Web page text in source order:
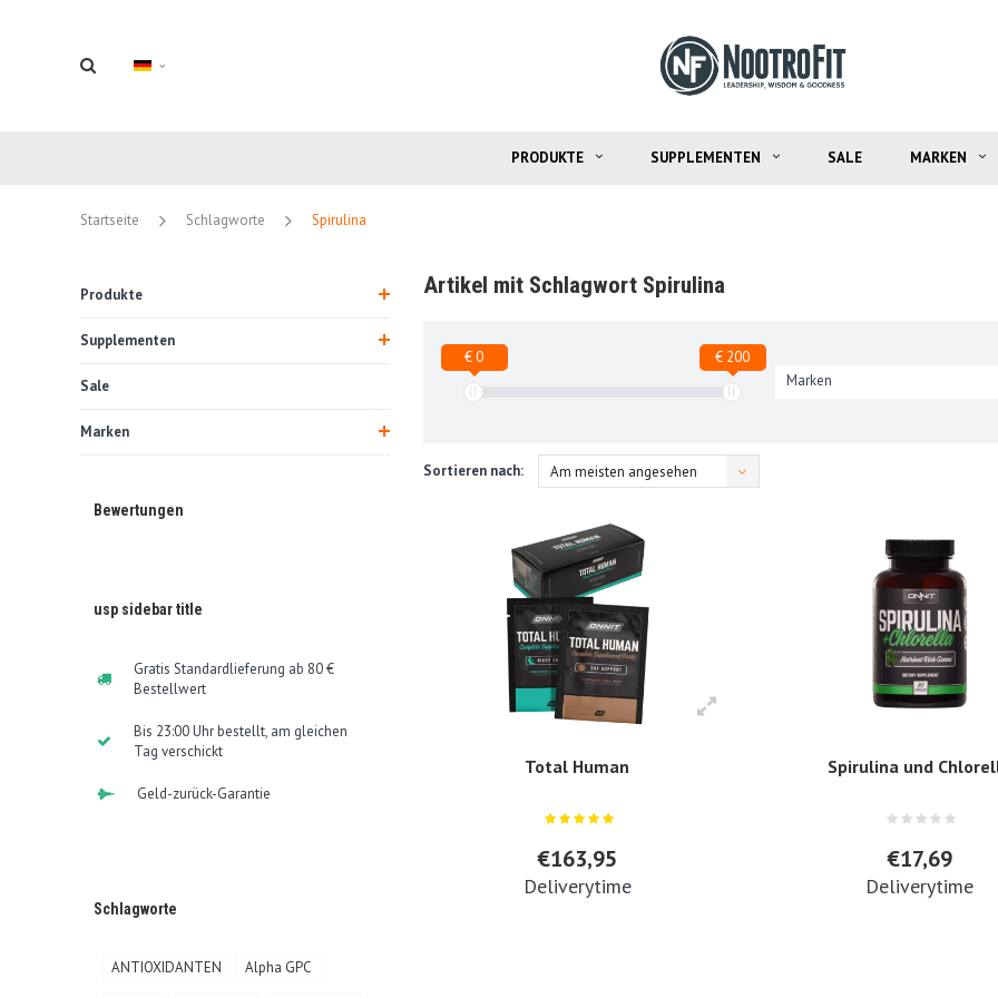
PRODUKTE SUPPLEMENTEN SALE MARKEN
Startseite Schlagworte Spirulina
Produkte
Supplementen
Sale
Marken
Bewertungen
usp sidebar title
Gratis Standardlieferung ab 80 €
Bestellwert
Bis 23:00 Uhr bestellt, am gleichen
Tag verschickt
Geld-zurück-Garantie
Schlagworte
ANTIOXIDANTEN Alpha GPC
Artikel mit Schlagwort Spirulina
€ 0
€ 200
Marken
Sortieren nach: Am meisten angesehen
Total Human
€163,95
Deliverytime
Spirulina und
€17,69
Deliverytime